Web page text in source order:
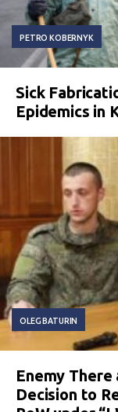
PETRO KOBERNYK
Sick
Epidemics in
OLEG BATURIN
Enemy
Decision to